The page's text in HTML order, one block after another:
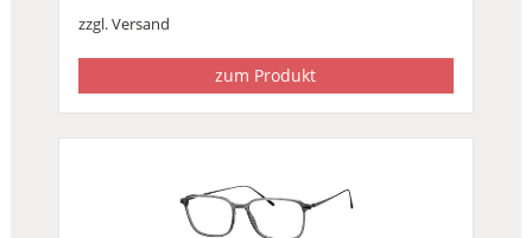
zzgl.Versand
zum Produkt